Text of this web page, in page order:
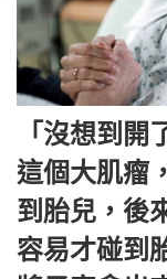
「沒想到開
這個大肌瘤
到胎兒，後
容易才碰到